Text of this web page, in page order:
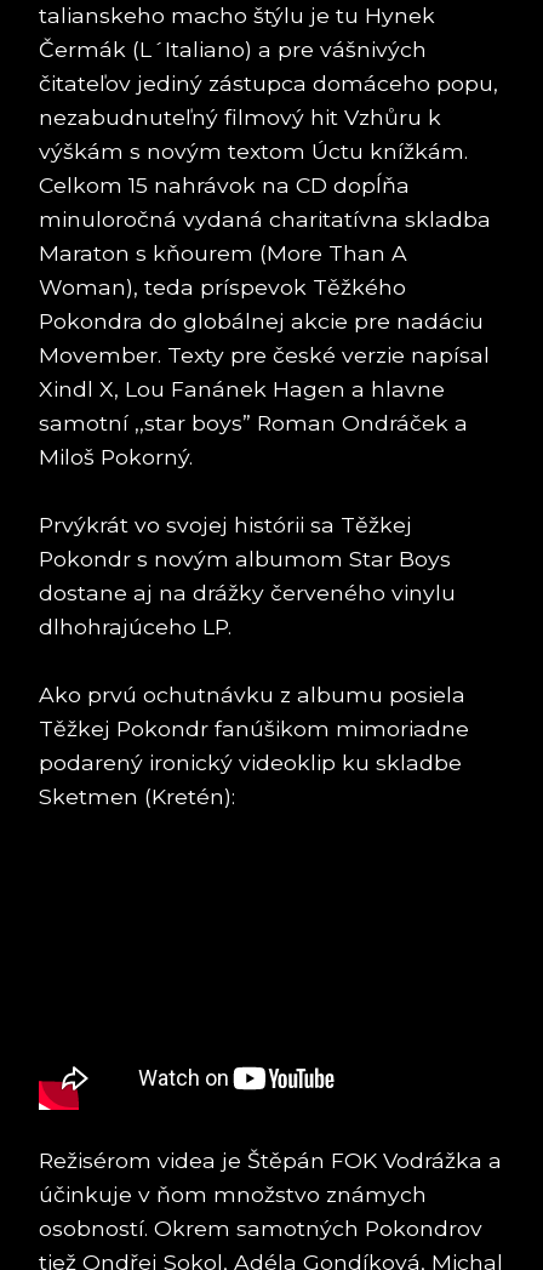
talianskeho macho štýlu je tu Hynek
Čermák (L´Italiano) a pre vášnivých
čitateľov jediný zástupca domáceho popu,
nezabudnuteľný filmový hit Vzhůru k
výškám s novým textom Úctu knížkám.
Celkom 15 nahrávok na CD dopĺňa
minuloročná vydaná charitatívna skladba
Maraton s kňourem (More Than A
Woman), teda príspevok Těžkého
Pokondra do globálnej akcie pre nadáciu
Movember. Texty pre české verzie napísal
Xindl X, Lou Fanánek Hagen a hlavne
samotní ,,star boys” Roman Ondráček a
Miloš Pokorný.
Prvýkrát vo svojej histórii sa Těžkej
Pokondr s novým albumom Star Boys
dostane aj na drážky červeného vinylu
dlhohrajúceho LP.
Ako prvú ochutnávku z albumu posiela
Těžkej Pokondr fanúšikom mimoriadne
podarený ironický videoklip ku skladbe
Sketmen (Kretén):
Režisérom videa je Štěpán FOK Vodrážka a
účinkuje v ňom množstvo známych
osobností. Okrem samotných Pokondrov
tiež Ondřej Sokol, Adéla Gondíková, Michal